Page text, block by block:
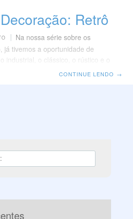
Retrô
Na nossa série sobre os
já tivemos a oportunidade de
industrial, o clássico, o rústico e o
oportunidade vamosCONTINUE LENDO →